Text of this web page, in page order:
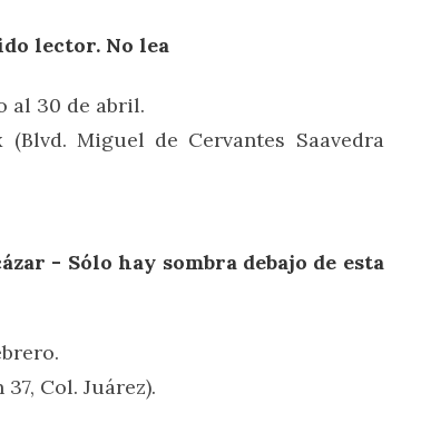
lector. No lea
al 30 de abril.
(Blvd. Miguel de Cervantes Saavedra
- Sólo hay sombra debajo de esta
Col. Juárez).